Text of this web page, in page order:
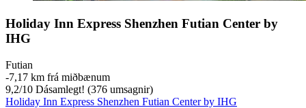
Holiday Inn Express Shenzhen Futian Center by
IHG
Futian
‐7,17 km frá miðbænum
9,2/10 Dásamlegt! (376 umsagnir)
Holiday Inn Express Shenzhen Futian Center by IHG